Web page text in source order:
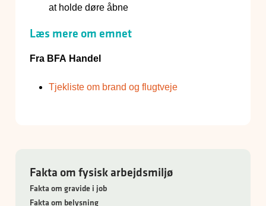
Fakta om fysisk arbejdsmiljø
Fakta om gravide i job
Fakta om belysning
at holde døre åbne
Læs mere om emnet
Fra BFA Handel
Tjekliste om brand og flugtveje